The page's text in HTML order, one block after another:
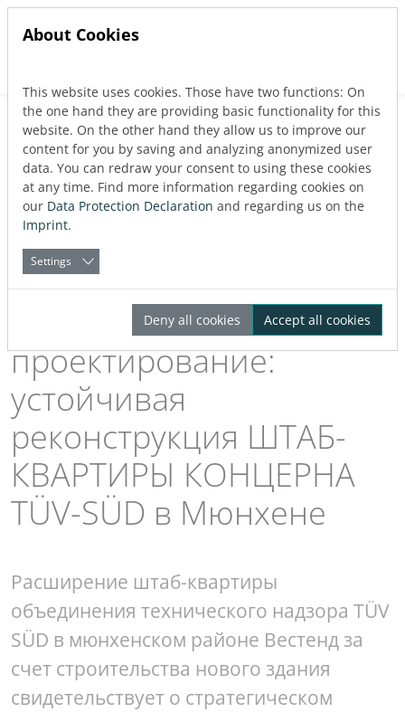
Jump directly to main navigation
Jump directly to content
Back to blog
Published:12.12.2023
About the Author
Rudolf Steger
Эффективное BIM-
проектирование:
устойчивая
реконструкция ШТАБ-
КВАРТИРЫ КОНЦЕРНА
TÜV-SÜD в Мюнхене
Расширение штаб-квартиры
объединения технического надзора TÜV
SÜD в мюнхенском районе Вестенд за
счет строительства нового здания
свидетельствует о стратегическом
About Cookies
This website uses cookies. Those have two functions: On
the one hand they are providing basic functionality for this
website. On the other hand they allow us to improve our
content for you by saving and analyzing anonymized user
data. You can redraw your consent to using these cookies
at any time. Find more information regarding cookies on
our Data Protection Declaration and regarding us on the
Imprint.
Settings
Deny all cookies Accept all cookies